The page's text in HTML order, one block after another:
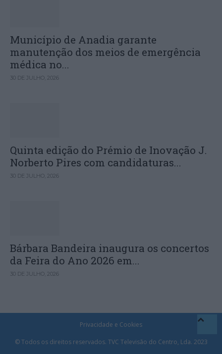
Município de Anadia garante
manutenção dos meios de emergência
médica no...
30 DE JULHO, 2026
Quinta edição do Prémio de Inovação J.
Norberto Pires com candidaturas...
30 DE JULHO, 2026
Bárbara Bandeira inaugura os concertos
da Feira do Ano 2026 em...
30 DE JULHO, 2026
Privacidade e Cookies
© Todos os direitos reservados. TVC Televisão do Centro, Lda. 2023